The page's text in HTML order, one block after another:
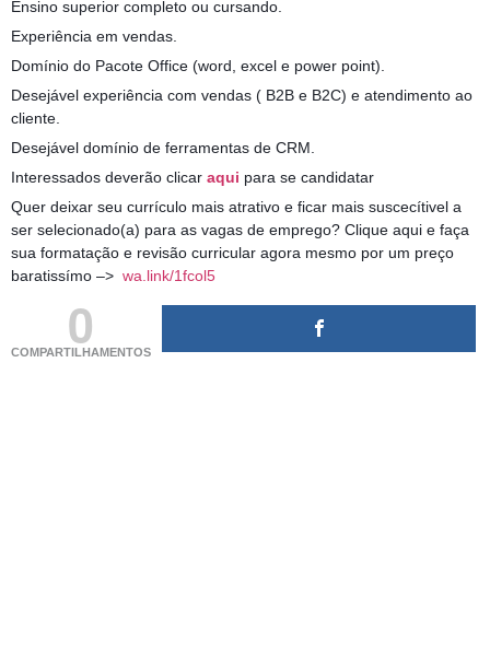
Ensino superior completo ou cursando.
Experiência em vendas.
Domínio do Pacote Office (word, excel e power point).
Desejável experiência com vendas ( B2B e B2C) e atendimento ao
cliente.
Desejável domínio de ferramentas de CRM.
Interessados deverão clicar aqui para se candidatar
Quer deixar seu currículo mais atrativo e ficar mais suscecítivel a
ser selecionado(a) para as vagas de emprego? Clique aqui e faça
sua formatação e revisão curricular agora mesmo por um preço
baratissímo –> wa.link/1fcol5
0
COMPARTILHAMENTOS